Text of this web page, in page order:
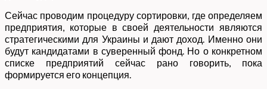
Сейчас проводим процедуру сортировки, где определяем
предприятия, которые в своей деятельности являются
стратегическими для Украины и дают доход. Именно они
будут кандидатами в суверенный фонд. Но о конкретном
списке предприятий сейчас рано говорить, пока
формируется его концепция.